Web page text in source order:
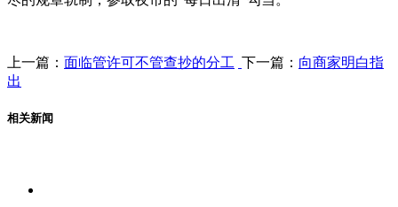
上一篇： 面临管许可不管查抄的分工 下一篇： 向商家明白指
出
相关新闻